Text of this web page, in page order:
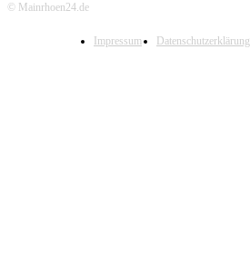
© Mainrhoen24.de
Impressum Datenschutzerklärung